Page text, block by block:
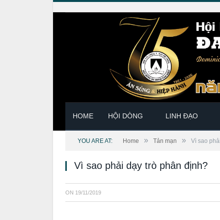
HOME HỘI DÒNG LINH ĐẠO
YOU ARE AT: Home » Tản mạn » Vì sao
Vì sao phải dạy trò phân định?
ON 19/11/2019